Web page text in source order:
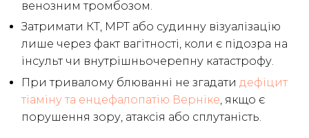
венозним тромбозом.
Затримати КТ, МРТ або судинну візуалізацію
лише через факт вагітності, коли є підозра на
інсульт чи внутрішньочерепну катастрофу.
При тривалому блюванні не згадати дефіцит
тіаміну та енцефалопатію Верніке, якщо є
порушення зору, атаксія або сплутаність.